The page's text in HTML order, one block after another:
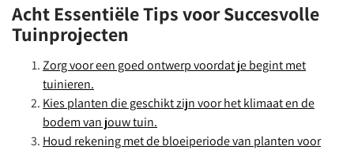
Acht Essentiële Tips voor Succesvolle
Tuinprojecten
Zorg voor een goed ontwerp voordat je begint met
tuinieren.
Kies planten die geschikt zijn voor het klimaat en de
bodem van jouw tuin.
Houd rekening met de bloeiperiode van planten voor